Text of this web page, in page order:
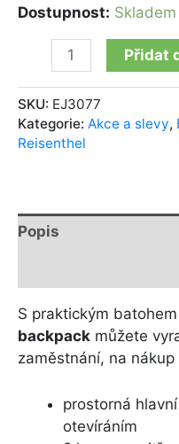
Dostupnost: Skladem
Přidat
SKU: EJ3077
Kategorie: Akce a slevy,
Reisenthel
Popis
S praktickým batohem
backpack můžete
zaměstnání, na
prostorná
otevíráním